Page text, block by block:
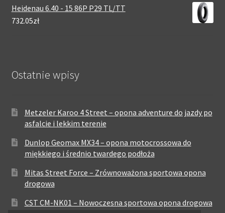
Heidenau 6.40 - 15 86P P29 TL/TT
732.05zł
Ostatnie wpisy
Metzeler Karoo 4 Street – opona adventure do jazdy po
asfalcie i lekkim terenie
Dunlop Geomax MX34 – opona motocrossowa do
miękkiego i średnio twardego podłoża
Mitas Street Force – Zrównoważona sportowa opona
drogowa
CST CM-NK01 – Nowoczesna sportowa opona drogowa